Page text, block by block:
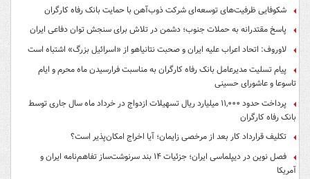
شکوفایی ظرفیت‌های توسعه‌ای شرکت ذوب‌آهن با حمایت‌ بانک رفاه کارگران
پاسخ مقتدرانه به حملات جنوب؛ دشمن در تلاش برای سنجش توان دفاعی ایران
لاوروف: اتحاد اعراب علیه ایران و صحبت نتانیاهو از «اسرائیل بزرگ» اشتباه است
پیام تسلیت مدیرعامل بانک رفاه کارگران به مناسبت فرارسیدن ماه محرم و ایام
تاسوعا و عاشورای حسینی
پرداخت حدود ۱۱,۰۰۰ میلیارد ریال تسهیلات ازدواج در خرداد ماه سال جاری توسط
بانک رفاه کارگران
تکلیف قرارداد کار بعد از مرخصی زایمان؛ آیا اخراج امکان‌پذیر است؟
فصل نوین در دیپلماسی ایران؛ جزئیات ۱۴ بند سرنوشت‌ساز تفاهم‌نامه ایران و
آمریکا